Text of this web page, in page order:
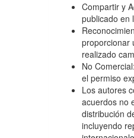
Compartir y
publicado en
proporcionar
realizado
No
el permiso
Los autores
acuerdos no
distribución
incluyendo